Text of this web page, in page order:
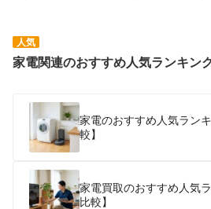
人気
家電関連のおすすめ人気ランキン
家電のおすすめ人気ラン
較】
家電買取のおすすめ人気
比較】